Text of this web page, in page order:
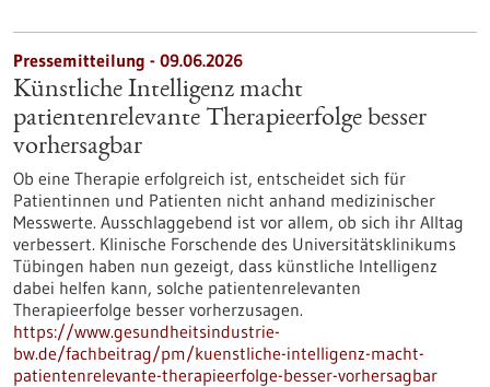
Pressemitteilung - 09.06.2026
Künstliche Intelligenz macht
patientenrelevante Therapieerfolge besser
vorhersagbar
Ob eine Therapie erfolgreich ist, entscheidet sich für
Patientinnen und Patienten nicht anhand medizinischer
Messwerte. Ausschlaggebend ist vor allem, ob sich ihr Alltag
verbessert. Klinische Forschende des Universitätsklinikums
Tübingen haben nun gezeigt, dass künstliche Intelligenz
dabei helfen kann, solche patientenrelevanten
Therapieerfolge besser vorherzusagen.
https://www.gesundheitsindustrie-
bw.de/fachbeitrag/pm/kuenstliche-intelligenz-macht-
patientenrelevante-therapieerfolge-besser-vorhersagbar